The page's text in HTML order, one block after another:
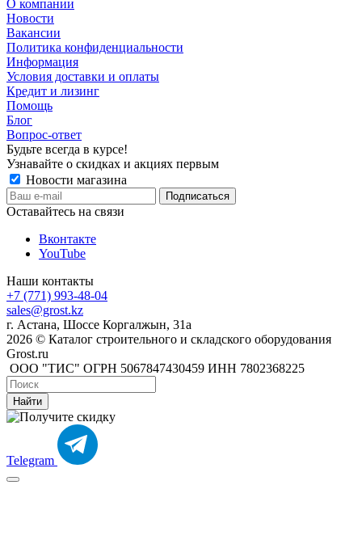
О компании
Новости
Вакансии
Политика конфиденциальности
Информация
Условия доставки и оплаты
Кредит и лизинг
Помощь
Блог
Вопрос-ответ
Будьте всегда в курсе!
Узнавайте о скидках и акциях первым
Новости магазина
Оставайтесь на связи
Вконтакте
YouTube
Наши контакты
+7 (771) 993-48-04
sales@grost.kz
г. Астана, Шоссе Коргалжын, 31а
2026 © Каталог строительного и складского оборудования
Grost.ru
ООО "ТИС" ОГРН 5067847430459 ИНН 7802368225
Найти
Telegram